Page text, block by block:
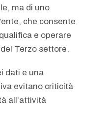
ma di uno
che consente
e operare
Terzo settore.
dati e una
evitano criticità
all’attività